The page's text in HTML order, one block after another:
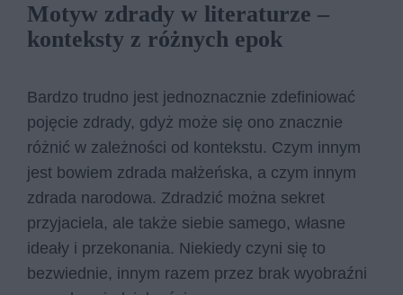
Motyw zdrady w literaturze –
konteksty z różnych epok
Bardzo trudno jest jednoznacznie zdefiniować
pojęcie zdrady, gdyż może się ono znacznie
różnić w zależności od kontekstu. Czym innym
jest bowiem zdrada małżeńska, a czym innym
zdrada narodowa. Zdradzić można sekret
przyjaciela, ale także siebie samego, własne
ideały i przekonania. Niekiedy czyni się to
bezwiednie, innym razem przez brak wyobraźni